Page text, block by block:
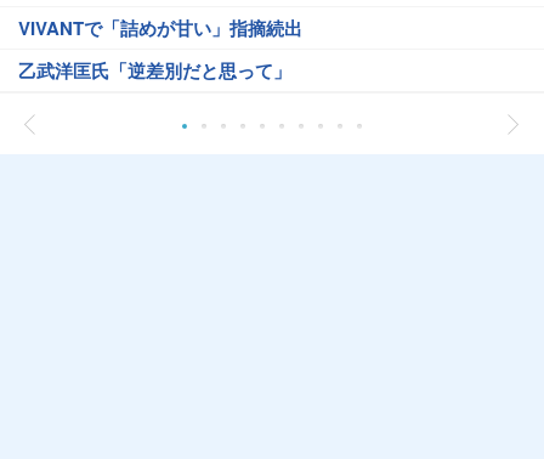
VIVANTで「詰めが甘い」指摘続出
乙武洋匡氏「逆差別だと思って」